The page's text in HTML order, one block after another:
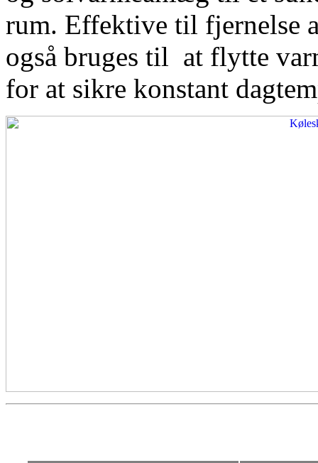
rum. Effektive til fjernelse
også bruges til at flytte
for at sikre konstant